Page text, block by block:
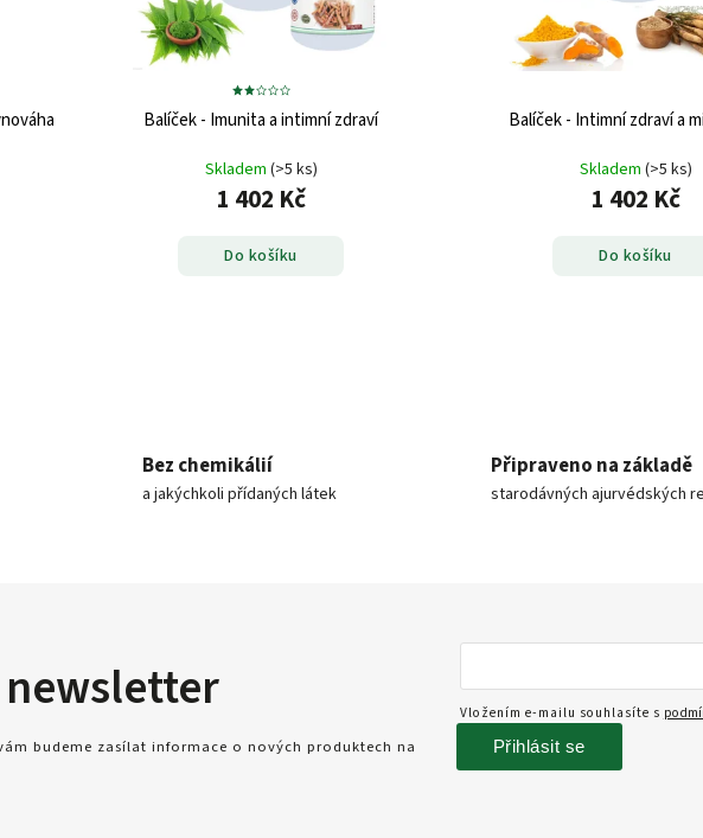
Balíček - Imunita a intimní zdraví
Skladem (>5 ks)
1 402 Kč
Do košíku
Balíček - Intimní zdraví a
Skladem (>5 ks)
1 402 Kč
Do košíku
Bez chemikálií
a jakýchkoli přídaných látek
Připraveno na základě
starodávných ajurvédských
budeme zasílat informace o nových produktech na
Vložením e-mailu souhlasíte s
Přihlásit se